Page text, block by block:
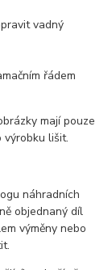
vadný
řádem
mají pouze
výrobku lišit.
náhradních
objednaný díl
výměny nebo